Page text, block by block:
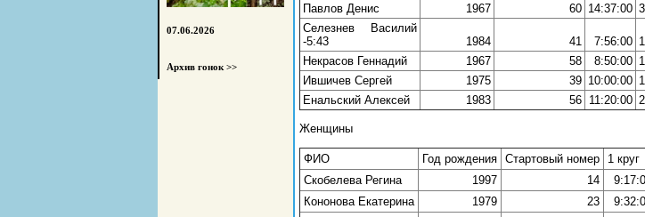
Павлов Денис
1967 60 14:37:00
Селезнев Василий
-5:43
1984 41 7:56:00
Некрасов Геннадий
1967 58 8:50:00
Ившичев Сергей
1975 39 10:00:00
Енальский Алексей
1983 56 11:20:00
Женщины
ФИО Год рождения Стартовый номер 1 круг
Скобелева Регина
1997 14
Кононова Екатерина
1979 23
07.06.2026
Архив гонок >>